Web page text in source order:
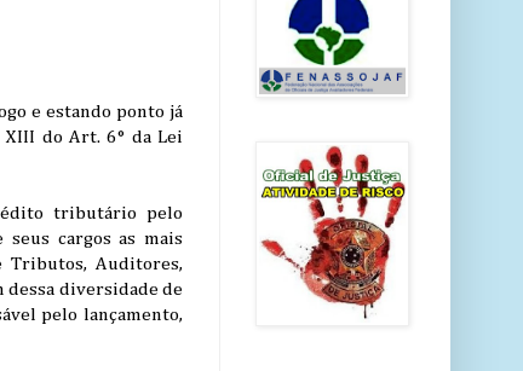
e estando ponto já
XIII do Art. 6° da Lei
tributário pelo
cargos as mais
Tributos, Auditores,
dessa diversidade de
pelo lançamento,